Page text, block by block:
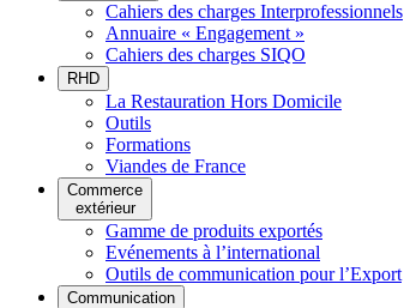
Cahiers des charges Interprofessionnels
Annuaire « Engagement »
Cahiers des charges SIQO
RHD
La Restauration Hors Domicile
Outils
Formations
Viandes de France
Commerce
extérieur
Gamme de produits exportés
Evénements à l’international
Outils de communication pour l’Export
Communication